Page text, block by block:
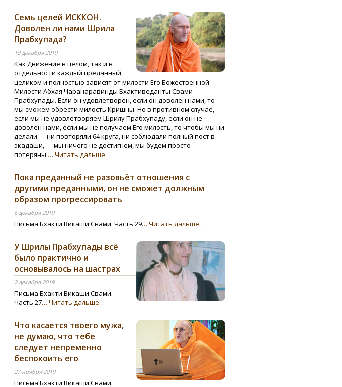
Семь целей ИСККОН.
Доволен ли нами Шрила
Прабхупада?
10 декабря 2019
Как Движение в целом, так и в
отдельности каждый преданный,
целиком и полностью зависят от милости Его Божественной
Милости Абхая Чаранаравинды Бхактиведанты Свами
Прабхупады. Если он удовлетворен, если он доволен нами, то
мы сможем обрести милость Кришны. Но в противном случае,
если мы не удовлетворяем Шрилу Прабхупаду, если он не
доволен нами, если мы не получаем Его милость, то чтобы мы ни
делали — ни повторяли 64 круга, ни соблюдали полный пост в
экадаши, — мы ничего не достигнем, мы будем просто
потеряны.… Читать дальше…
Пока преданный не разовьёт отношения с
другими преданными, он не сможет должным
образом прогрессировать
6 декабря 2019
Письма Бхакти Викаши Свами. Часть 29… Читать дальше…
У Шрилы Прабхупады всё
было практично и
основывалось на шастрах
2 декабря 2019
Письма Бхакти Викаши Свами.
Часть 27… Читать дальше…
Что касается твоего мужа,
не думаю, что тебе
следует непременно
беспокоить его
27 ноября 2019
Письма Бхакти Викаши Свами.